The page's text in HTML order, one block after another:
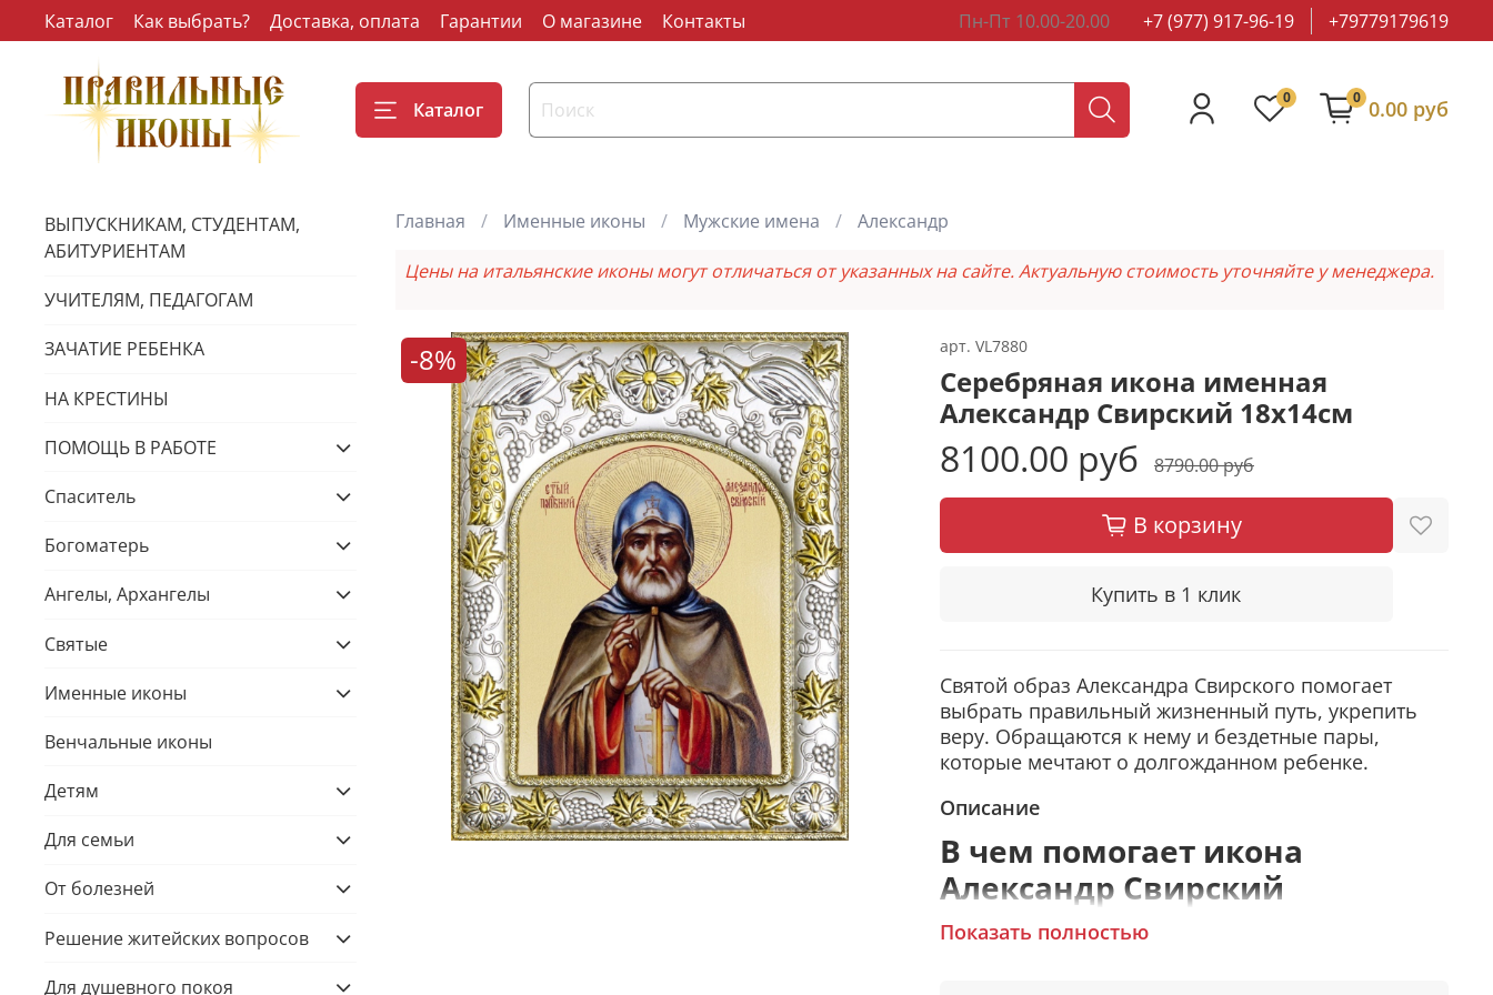
Каталог Как выбрать? Доставка, оплата Гарантии О магазине Контакты Пн-Пт 10.00-20.00 +7 (977) 917-96-19 +79779179619
Каталог
0 0 0.00 руб
Главная Именные иконы Мужские имена Александр
Цены на итальянские иконы могут отличаться от указанных на сайте. Актуальную стоимость уточняйте у менеджера.
-8% арт. VL7880
Серебряная икона именная
Александр Свирский 18x14см
8100.00 руб 8790.00 руб
В корзину
Купить в 1 клик
Святой образ Александра Свирского помогает
выбрать правильный жизненный путь, укрепить
веру. Обращаются к нему и бездетные пары,
которые мечтают о долгожданном ребенке.
Описание
В чем помогает икона
Александр Свирский
Исцеление различных недугов.
Показать полностью
ВЫПУСКНИКАМ, СТУДЕНТАМ,
АБИТУРИЕНТАМ
УЧИТЕЛЯМ, ПЕДАГОГАМ
ЗАЧАТИЕ РЕБЕНКА
НА КРЕСТИНЫ
ПОМОЩЬ В РАБОТЕ
Спаситель
Богоматерь
Ангелы, Архангелы
Святые
Именные иконы
Венчальные иконы
Детям
Для семьи
От болезней
Решение житейских вопросов
Для душевного покоя